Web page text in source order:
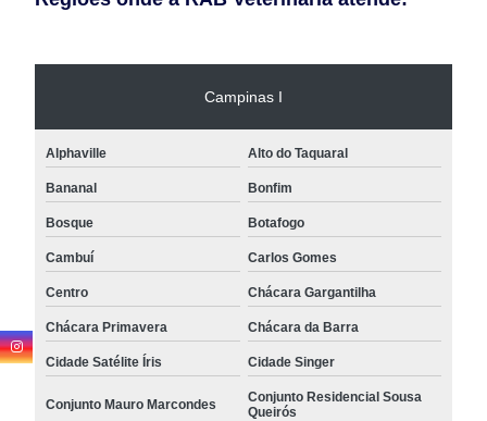
Campinas I
Alphaville Alto do Taquaral
Bananal Bonfim
Bosque Botafogo
Cambuí Carlos Gomes
Centro Chácara Gargantilha
Chácara Primavera Chácara da Barra
Cidade Satélite Íris Cidade Singer
Conjunto Mauro Marcondes
Conjunto Residencial Sousa
Queirós